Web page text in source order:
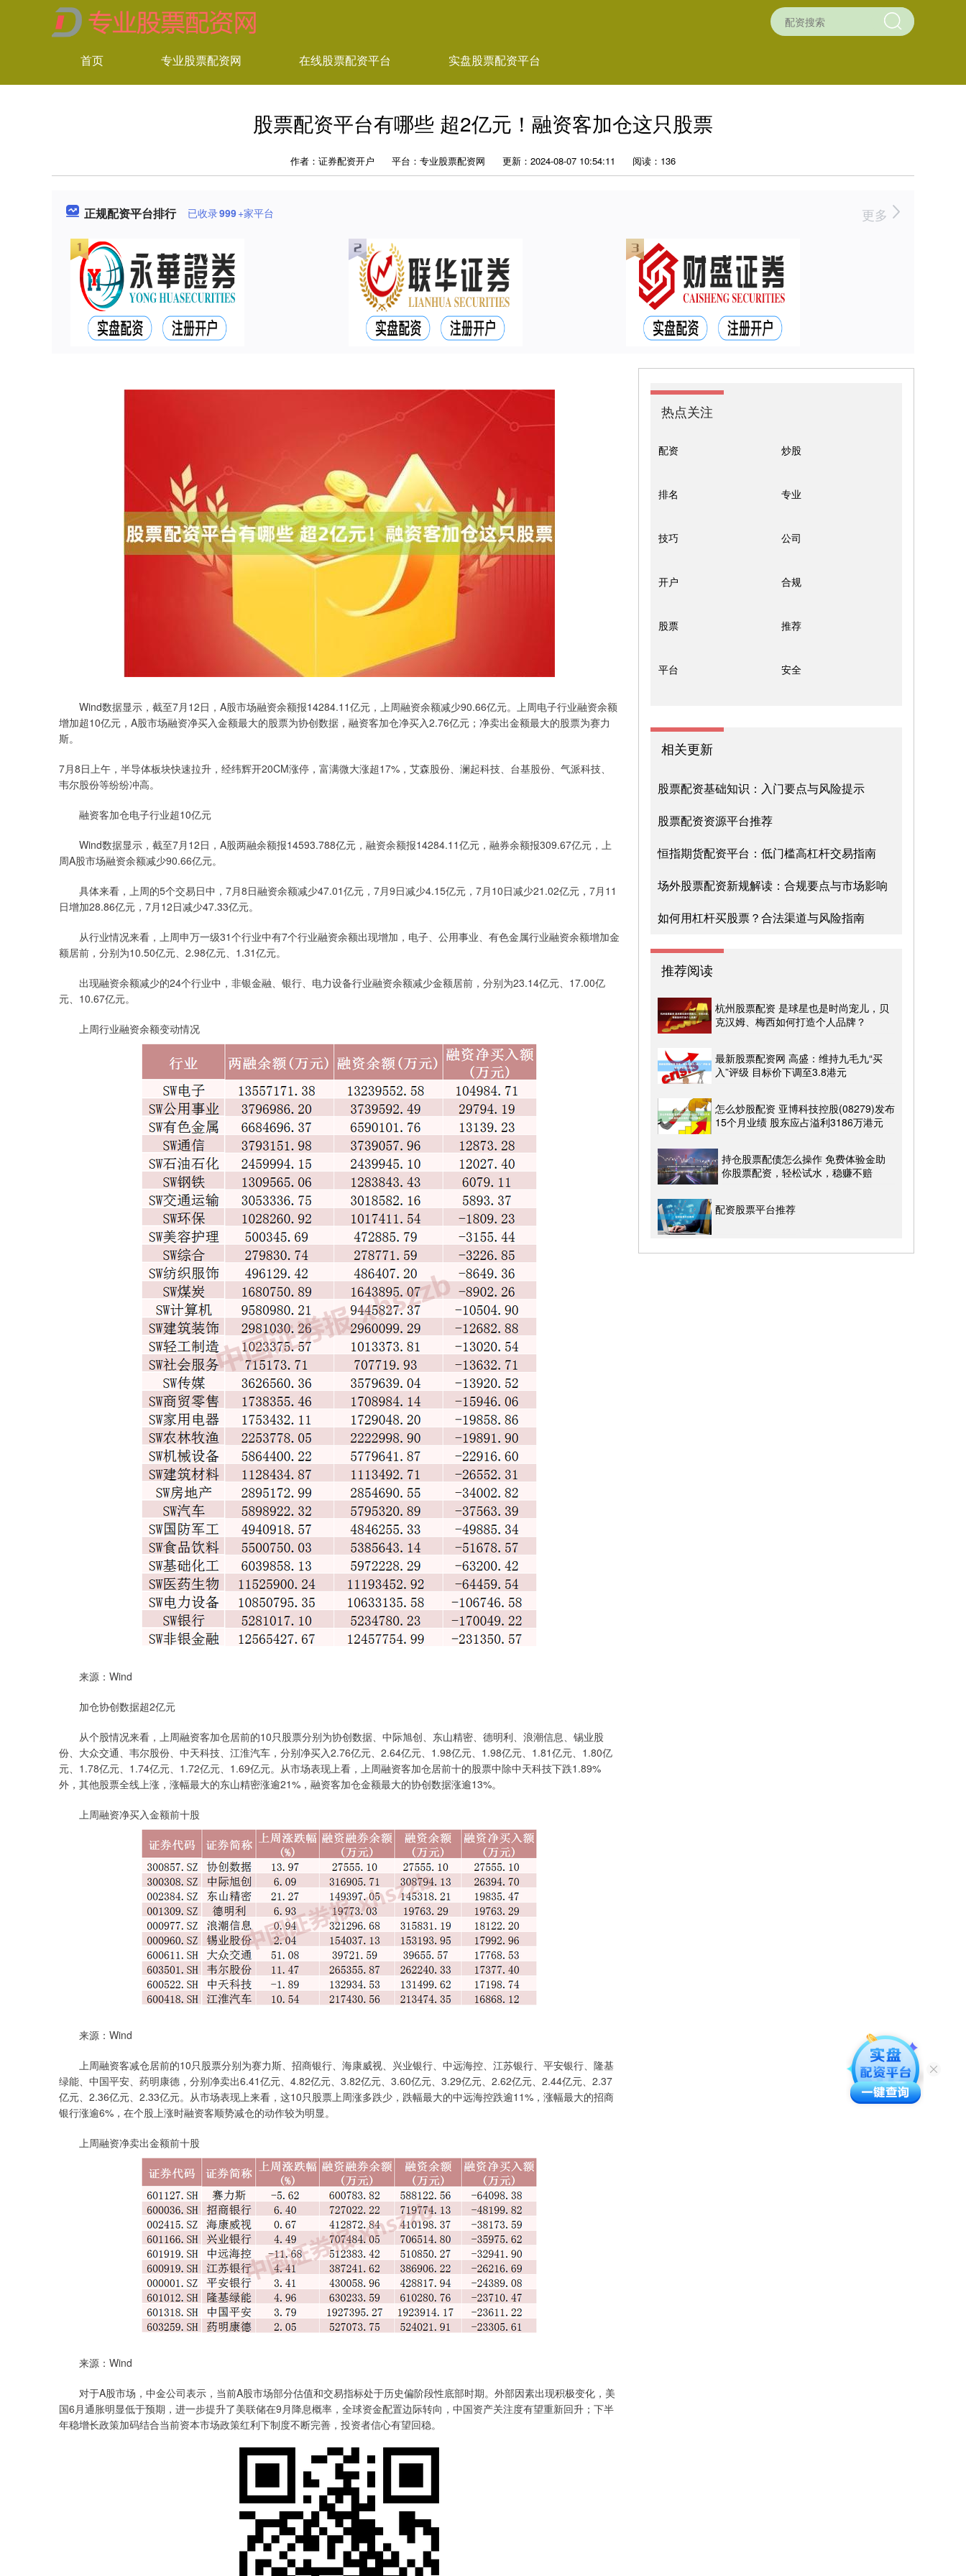
首页 专业股票配资网 在线股票配资平台 实盘股票配资平台
股票配资平台有哪些 超2亿元！融资客加仓这只股票
作者：证券配资开户 平台：专业股票配资网 更新：2024-08-07 10:54:11 阅读：136
正规配资平台排行 已收录999+家平台 更多
Wind数据显示，截至7月12日，A股市场融资余额报14284.11亿元，上周融资余额减少90.66亿元。上周电子行业融资余额
增加超10亿元，A股市场融资净买入金额最大的股票为协创数据，融资客加仓净买入2.76亿元；净卖出金额最大的股票为赛力
斯。
7月8日上午，半导体板块快速拉升，经纬辉开20CM涨停，富满微大涨超17%，艾森股份、澜起科技、台基股份、气派科技、
韦尔股份等纷纷冲高。
融资客加仓电子行业超10亿元
Wind数据显示，截至7月12日，A股两融余额报14593.788亿元，融资余额报14284.11亿元，融券余额报309.67亿元，上
周A股市场融资余额减少90.66亿元。
具体来看，上周的5个交易日中，7月8日融资余额减少47.01亿元，7月9日减少4.15亿元，7月10日减少21.02亿元，7月11
日增加28.86亿元，7月12日减少47.33亿元。
从行业情况来看，上周申万一级31个行业中有7个行业融资余额出现增加，电子、公用事业、有色金属行业融资余额增加金
额居前，分别为10.50亿元、2.98亿元、1.31亿元。
出现融资余额减少的24个行业中，非银金融、银行、电力设备行业融资余额减少金额居前，分别为23.14亿元、17.00亿
元、10.67亿元。
上周行业融资余额变动情况
来源：Wind
加仓协创数据超2亿元
从个股情况来看，上周融资客加仓居前的10只股票分别为协创数据、中际旭创、东山精密、德明利、浪潮信息、锡业股
份、大众交通、韦尔股份、中天科技、江淮汽车，分别净买入2.76亿元、2.64亿元、1.98亿元、1.98亿元、1.81亿元、1.80亿
元、1.78亿元、1.74亿元、1.72亿元、1.69亿元。从市场表现上看，上周融资客加仓居前十的股票中除中天科技下跌1.89%
外，其他股票全线上涨，涨幅最大的东山精密涨逾21%，融资客加仓金额最大的协创数据涨逾13%。
上周融资净买入金额前十股
来源：Wind
上周融资客减仓居前的10只股票分别为赛力斯、招商银行、海康威视、兴业银行、中远海控、江苏银行、平安银行、隆基
绿能、中国平安、药明康德，分别净卖出6.41亿元、4.82亿元、3.82亿元、3.60亿元、3.29亿元、2.62亿元、2.44亿元、2.37
亿元、2.36亿元、2.33亿元。从市场表现上来看，这10只股票上周涨多跌少，跌幅最大的中远海控跌逾11%，涨幅最大的招商
银行涨逾6%，在个股上涨时融资客顺势减仓的动作较为明显。
上周融资净卖出金额前十股
来源：Wind
对于A股市场，中金公司表示，当前A股市场部分估值和交易指标处于历史偏阶段性底部时期。外部因素出现积极变化，美
国6月通胀明显低于预期，进一步提升了美联储在9月降息概率，全球资金配置边际转向，中国资产关注度有望重新回升；下半
年稳增长政策加码结合当前资本市场政策红利下制度不断完善，投资者信心有望回稳。
热点关注
配资 炒股
排名 专业
技巧 公司
开户 合规
股票 推荐
平台 安全
相关更新
股票配资基础知识：入门要点与风险提示
股票配资资源平台推荐
恒指期货配资平台：低门槛高杠杆交易指南
场外股票配资新规解读：合规要点与市场影响
如何用杠杆买股票？合法渠道与风险指南
推荐阅读
杭州股票配资 是球星也是时尚宠儿，贝
克汉姆、梅西如何打造个人品牌？
最新股票配资网 高盛：维持九毛九“买
入”评级 目标价下调至3.8港元
怎么炒股配资 亚博科技控股(08279)发布
15个月业绩 股东应占溢利3186万港元
持仓股票配债怎么操作 免费体验金助
你股票配资，轻松试水，稳赚不赔
配资股票平台推荐